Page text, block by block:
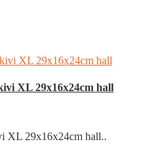
XL 29x16x24cm hall
XL 29x16x24cm hall..